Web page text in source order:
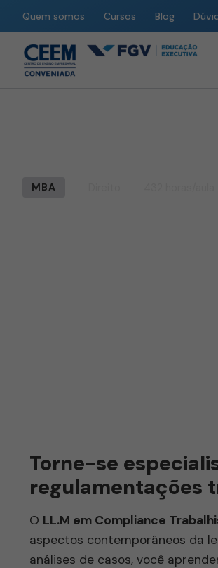
Quem somos Cursos Blog
MBA
Torne-se
regulamentações
O LL.M em Compliance
aspectos contemporâneos da
análises de casos, você